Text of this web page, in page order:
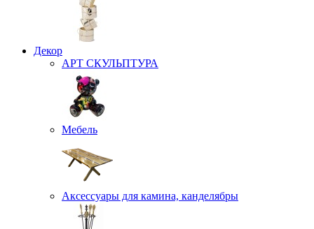
Декор
АРТ СКУЛЬПТУРА
Мебель
Аксессуары для камина, канделябры